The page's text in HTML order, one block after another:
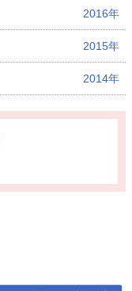
2016年
2015年
2014年